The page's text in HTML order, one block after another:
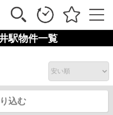
駅物件一覧
込む